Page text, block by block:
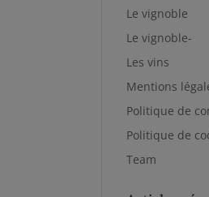
Le vignoble
Le vignoble-
Les vins
Mentions
Politique de
Politique de
Team